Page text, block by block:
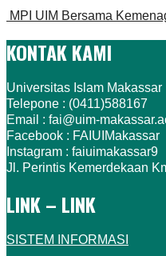
MPI UIM Bersama
KONTAK KAMI
Universitas Islam Makassar
Telepone : (0411)588167
Email : fai@uim-
Facebook : FAIUIMakassar
Instagram : faiuimakassar9
Jl. Perintis Kemerdekaan
LINK – LINK
SISTEM INFORMASI